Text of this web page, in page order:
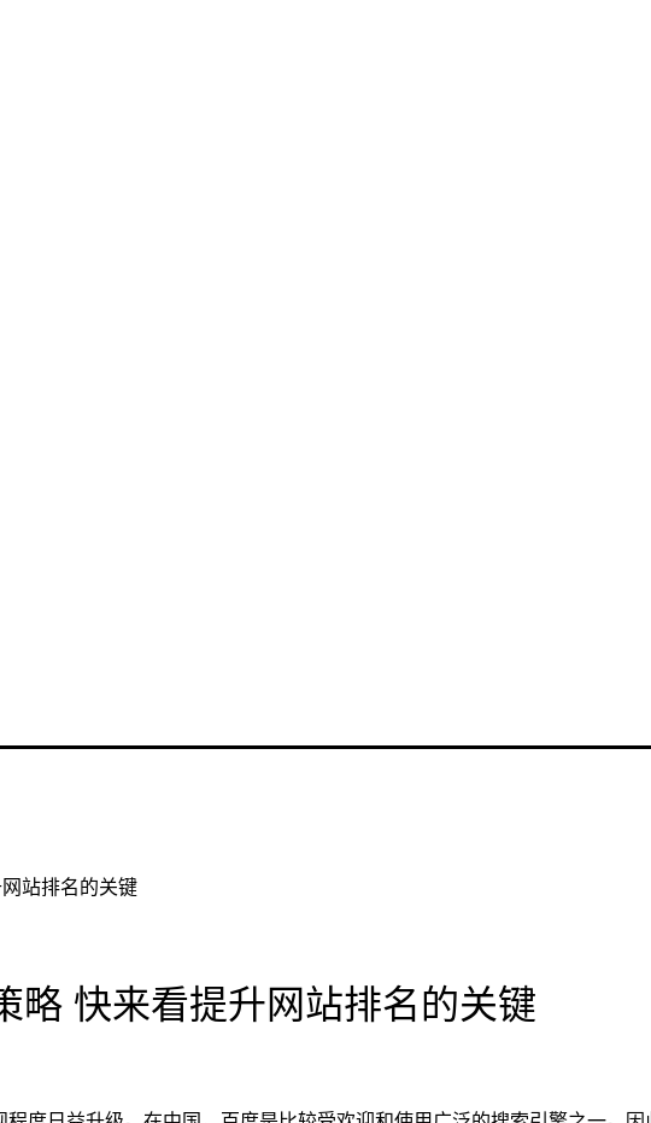
站排名的关键
略 快来看提升网站排名的关键